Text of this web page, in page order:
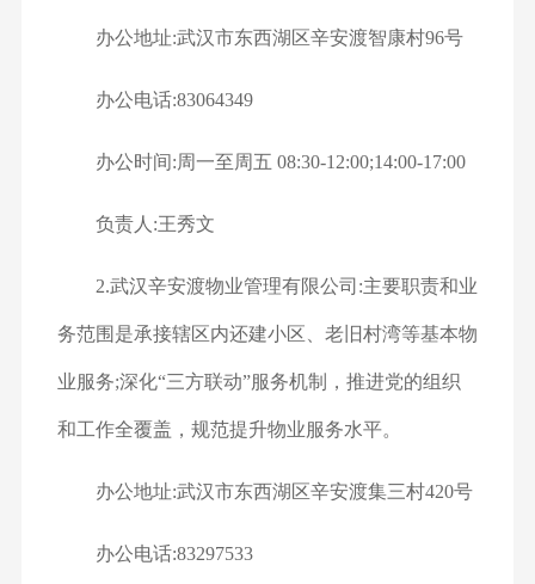
办公地址:武汉市东西湖区辛安渡智康村96号
办公电话:83064349
办公时间:周一至周五 08:30-12:00;14:00-17:00
负责人:王秀文
2.武汉辛安渡物业管理有限公司:主要职责和业
务范围是承接辖区内还建小区、老旧村湾等基本物
业服务;深化“三方联动”服务机制，推进党的组织
和工作全覆盖，规范提升物业服务水平。
办公地址:武汉市东西湖区辛安渡集三村420号
办公电话:83297533